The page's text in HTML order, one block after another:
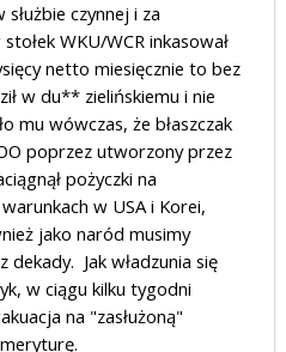
służbie czynnej i za
WKU/WCR inkasował
netto miesięcznie to bez
w du** zielińskiemu i nie
mu wówczas, że błaszczak
poprzez utworzony przez
pożyczki na
w USA i Korei,
jako naród musimy
dekady. Jak władzunia się
w ciągu kilku tygodni
na "zasłużoną"